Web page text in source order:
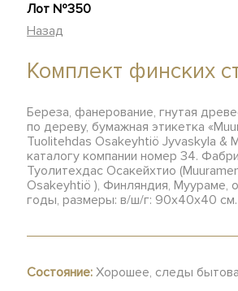
Лот №350
Назад
Комплект финских
Береза, фанерование, гнутая
по дереву, бумажная этикетка
Tuolitehdas Osakeyhtiö Jyvaskyla &
каталогу компании номер 34.
Туолитехдас Осакейхтио
Osakeyhtiö ), Финляндия, Муураме,
годы, размеры: в/ш/г: 90х40х40 см.
Состояние: Хорошее, следы